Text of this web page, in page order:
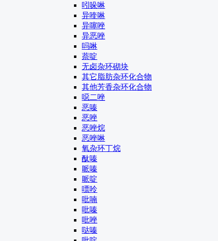
吲哚啉
异喹啉
异噻唑
异恶唑
吗啉
萘啶
无卤杂环砌块
其它脂肪杂环化合物
其他芳香杂环化合物
噁二唑
恶嗪
恶唑
恶唑烷
恶唑啉
氧杂环丁烷
酞嗪
哌嗪
哌啶
嘌呤
吡喃
吡嗪
吡唑
哒嗪